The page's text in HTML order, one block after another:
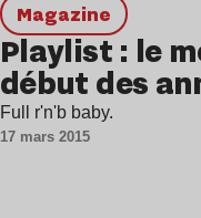
magazine
Playlist : le
début des
Full r'n'b baby.
17 mars 2015